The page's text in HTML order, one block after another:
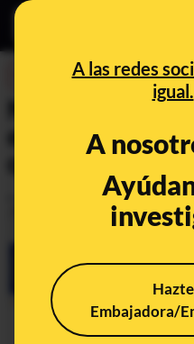
A las redes
igual.
A
Hazte
Embajadora/
No, el
está dando
queden casa
Mar 22, 2020, 9:22:10